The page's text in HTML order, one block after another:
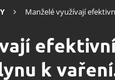
Manželé využívají
k